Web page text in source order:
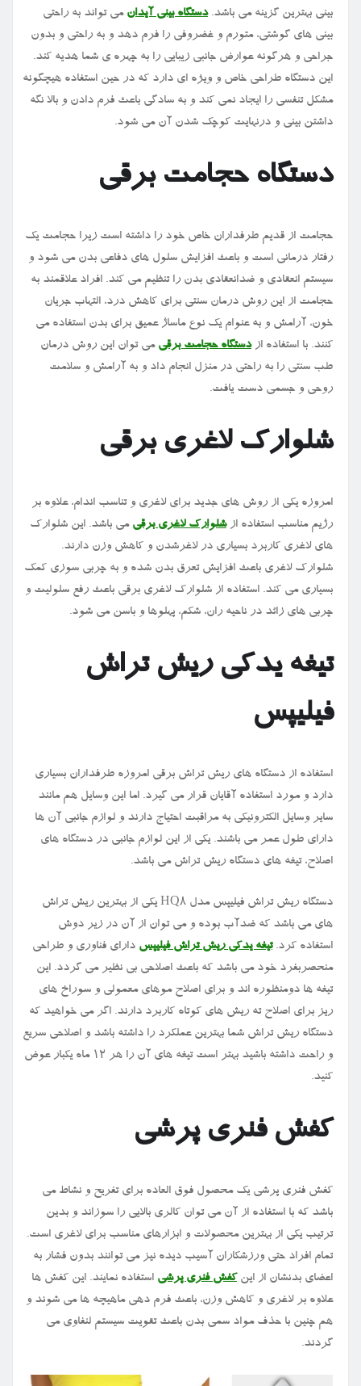
بینی بهترین گزینه می باشد.دستگاه بینی آیدان می تواند به راحتی
بینی های گوشتی، متورم و غضروفی را فرم دهد و به راحتی و بدون
جراحی و هرگونه عوارض جانبی زیبایی را به چهره ی شما هدیه کند.
این دستگاه طراحی خاص و ویژه ای دارد که در حین استفاده هیچگونه
مشکل تنفسی را ایجاد نمی کند و به سادگی باعث فرم دادن و بالا نگه
داشتن بینی و درنهایت کوچک شدن آن می شود.
دستگاه حجامت برقی
حجامت از قدیم طرفداران خاص خود را داشته است زیرا حجامت یک
رفتار درمانی است و باعث افزایش سلول های دفاعی بدن می شود و
سیستم انعقادی و ضدانعقادی بدن را تنظیم می کند. افراد علاقمند به
حجامت از این روش درمان سنتی برای کاهش درد، التهاب جریان
خون، آرامش و به عنوام یک نوع ماساژ عمیق برای بدن استفاده می
کنند. با استفاده ازدستگاه حجامت برقی می توان این روش درمان
طب سنتی را به راحتی در منزل انجام داد و به آرامش و سلامت
روحی و جسمی دست یافت.
شلوارک لاغری برقی
امروزه یکی از روش های جدید برای لاغری و تناسب اندام، علاوه بر
رژیم مناسب استفاده ازشلوارک لاغری برقی می باشد. این شلوارک
های لاغری کاربرد بسیاری در لاغرشدن و کاهش وزن دارند.
شلوارک لاغری باعث افزایش تعرق بدن شده و به چربی سوزی کمک
بسیاری می کند. استفاده از شلوارک لاغری برقی باعث رفع سلولیت و
چربی های زائد در ناحیه ران، شکم، پهلوها و باسن می شود.
تیغه یدکی ریش تراش
فیلیپس
استفاده از دستگاه های ریش تراش برقی امروزه طرفداران بسیاری
دارد و مورد استفاده آقایان قرار می گیرد. اما این وسایل هم مانند
سایر وسایل الکترونیکی به مراقبت احتیاج دارند و لوازم جانبی آن ها
دارای طول عمر می باشند. یکی از این لوازم جانبی در دستگاه های
اصلاح، تیغه های دستگاه ریش تراش می باشد.
دستگاه ریش تراش فیلیپس مدل HQ8 یکی از بهترین ریش تراش
های می باشد که ضدآب بوده و می توان از آن در زیر دوش
استفاده کرد.تیغه یدکی ریش تراش فیلیپس دارای فناوری و طراحی
منحصربفرد خود می باشد که باعث اصلاحی بی نظیر می گردد. این
تیغه ها دومنظوره اند و برای اصلاح موهای معمولی و سوراخ های
ریز برای اصلاح ته ریش های کوتاه کاربرد دارند. اگر می خواهید که
دستگاه ریش تراش شما بهترین عملکرد را داشته باشد و اصلاحی سریع
و راحت داشته باشید بهتر است تیغه های آن را هر ۱۲ ماه یکبار عوض
کنید.
کفش فنری پرشی
کفش فنری پرشی یک محصول فوق العاده برای تفریح و نشاط می
باشد که با استفاده از آن می توان کالری بالایی را سوزاند و بدین
ترتیب یکی از بهترین محصولات و ابزارهای مناسب برای لاغری است.
تمام افراد حتی ورزشکاران آسیب دیده نیز می توانند بدون فشار به
اعضای بدنشان از این کفش فنری پرشی استفاده نمایند. این کفش ها
علاوه بر لاغری و کاهش وزن، باعث فرم دهی ماهیچه ها می شوند و
هم چنین با حذف مواد سمی بدن باعث تقویت سیستم لنفاوی می
گردند.